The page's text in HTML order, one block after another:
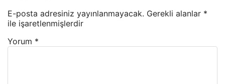
E-posta adresiniz yayınlanmayacak. Gerekli alanlar *
ile işaretlenmişlerdir
Yorum *